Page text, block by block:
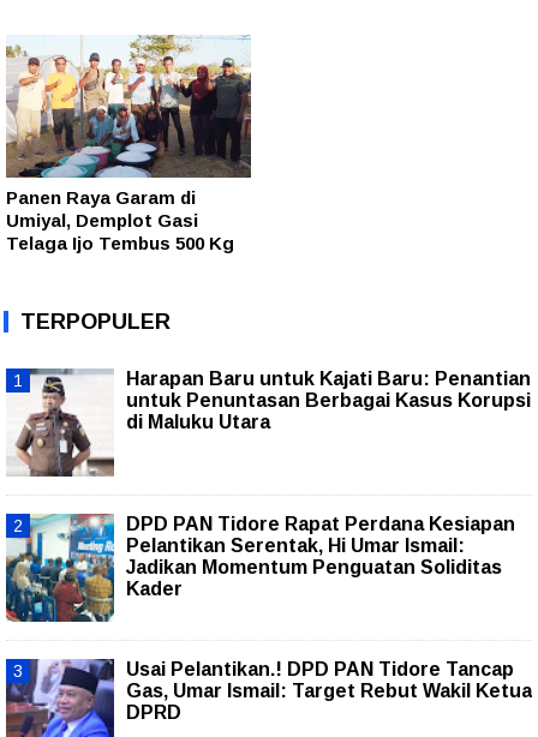
Panen Raya Garam di
Umiyal, Demplot Gasi
Telaga Ijo Tembus 500 Kg
TERPOPULER
Harapan Baru untuk Kajati Baru: Penantian
untuk Penuntasan Berbagai Kasus Korupsi
di Maluku Utara
DPD PAN Tidore Rapat Perdana Kesiapan
Pelantikan Serentak, Hi Umar Ismail:
Jadikan Momentum Penguatan Soliditas
Kader
Usai Pelantikan.! DPD PAN Tidore Tancap
Gas, Umar Ismail: Target Rebut Wakil Ketua
DPRD